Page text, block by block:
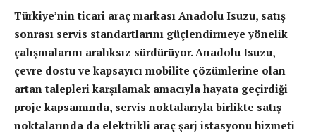
Türkiye’nin ticari araç markası Anadolu Isuzu, satış
sonrası servis standartlarını güçlendirmeye yönelik
çalışmalarını aralıksız sürdürüyor. Anadolu Isuzu,
çevre dostu ve kapsayıcı mobilite çözümlerine olan
artan talepleri karşılamak amacıyla hayata geçirdiği
proje kapsamında, servis noktalarıyla birlikte satış
noktalarında da elektrikli araç şarj istasyonu hizmeti